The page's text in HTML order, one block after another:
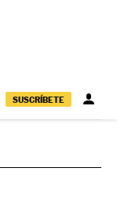
SUSCRÍBETE